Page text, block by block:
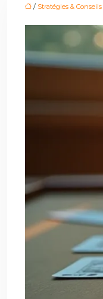
/ Stratégies & Conseils